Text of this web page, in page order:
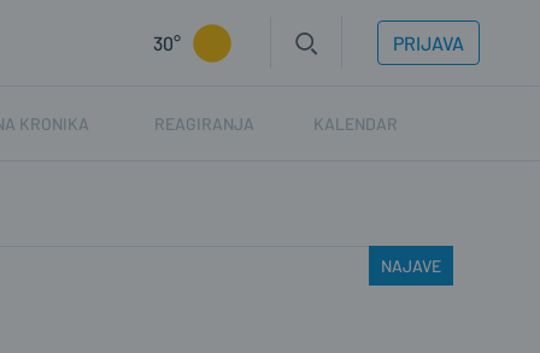
30° PRIJAVA
KRONIKA REAGIRANJA KALENDAR
NAJAVE